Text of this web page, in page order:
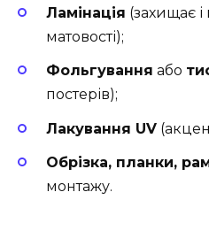
Ламінація (захищає
матовості);
Фольгування або
постерів);
Лакування UV
Обрізка, планки,
монтажу.